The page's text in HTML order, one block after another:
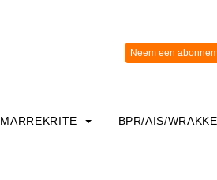
MARREKRITE BPR/AIS/